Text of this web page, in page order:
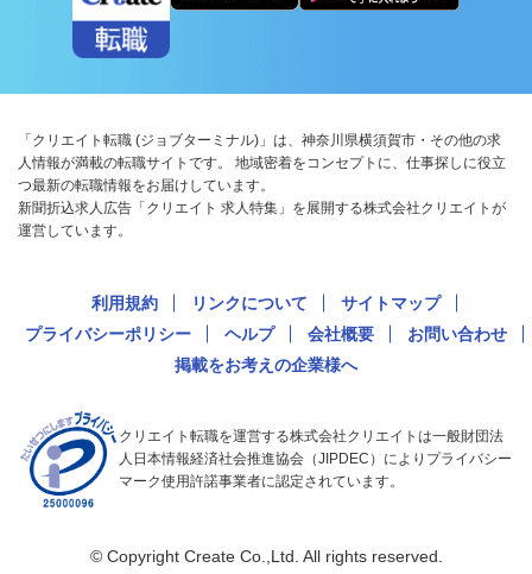
「クリエイト転職 (ジョブターミナル)」は、神奈川県横須賀市・その他の求
人情報が満載の転職サイトです。 地域密着をコンセプトに、仕事探しに役立
つ最新の転職情報をお届けしています。
新聞折込求人広告「クリエイト 求人特集」を展開する株式会社クリエイトが
運営しています。
利用規約 リンクについて
サイトマップ
プライバシーポリシー
ヘルプ 会社概要
お問い合わせ
掲載をお考えの企業様へ
クリエイト転職を運営する株式会社クリエイトは一般財団法
人日本情報経済社会推進協会（JIPDEC）によりプライバシー
マーク使用許諾事業者に認定されています。
© Copyright Create Co.,Ltd. All rights reserved.